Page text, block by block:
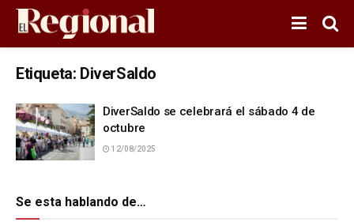
Etiqueta: DiverSaldo
DiverSaldo se celebrará el sábado 4 de
octubre
12/08/2025
Se esta hablando de…